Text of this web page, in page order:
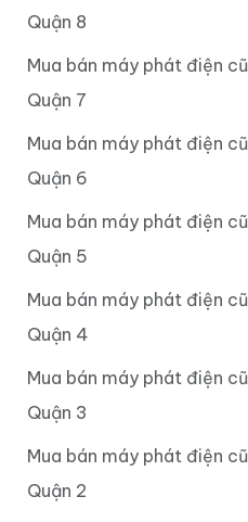
Quận 8
Mua bán máy phát điện
Quận 7
Mua bán máy phát điện
Quận 6
Mua bán máy phát điện
Quận 5
Mua bán máy phát điện
Quận 4
Mua bán máy phát điện
Quận 3
Mua bán máy phát điện
Quận 2